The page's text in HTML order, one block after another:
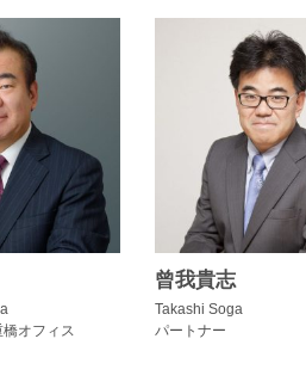
ャー企業に対する融資、再生可
の多様化に対応するためには、
す。
、メザニン・ファイナンス、アセ
験を有する弁護士ばかりではな
オフィス
曾我貴志
Takashi Soga
パートナー